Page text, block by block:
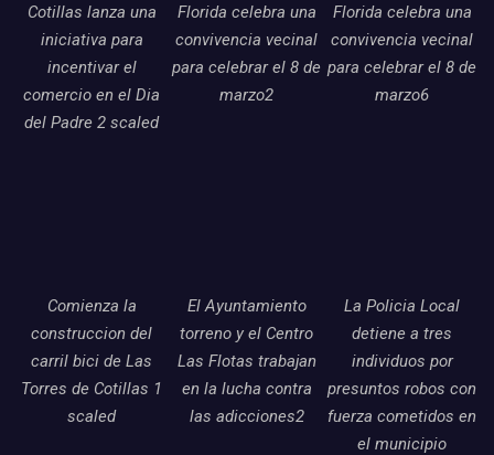
Cotillas lanza una
iniciativa para
incentivar el
comercio en el Dia
del Padre 2 scaled
Florida celebra una
convivencia vecinal
para celebrar el 8 de
marzo2
Florida celebra una
convivencia vecinal
para celebrar el 8 de
marzo6
Comienza la
construccion del
carril bici de Las
Torres de Cotillas 1
scaled
El Ayuntamiento
torreno y el Centro
Las Flotas trabajan
en la lucha contra
las adicciones2
La Policia Local
detiene a tres
individuos por
presuntos robos con
fuerza cometidos en
el municipio